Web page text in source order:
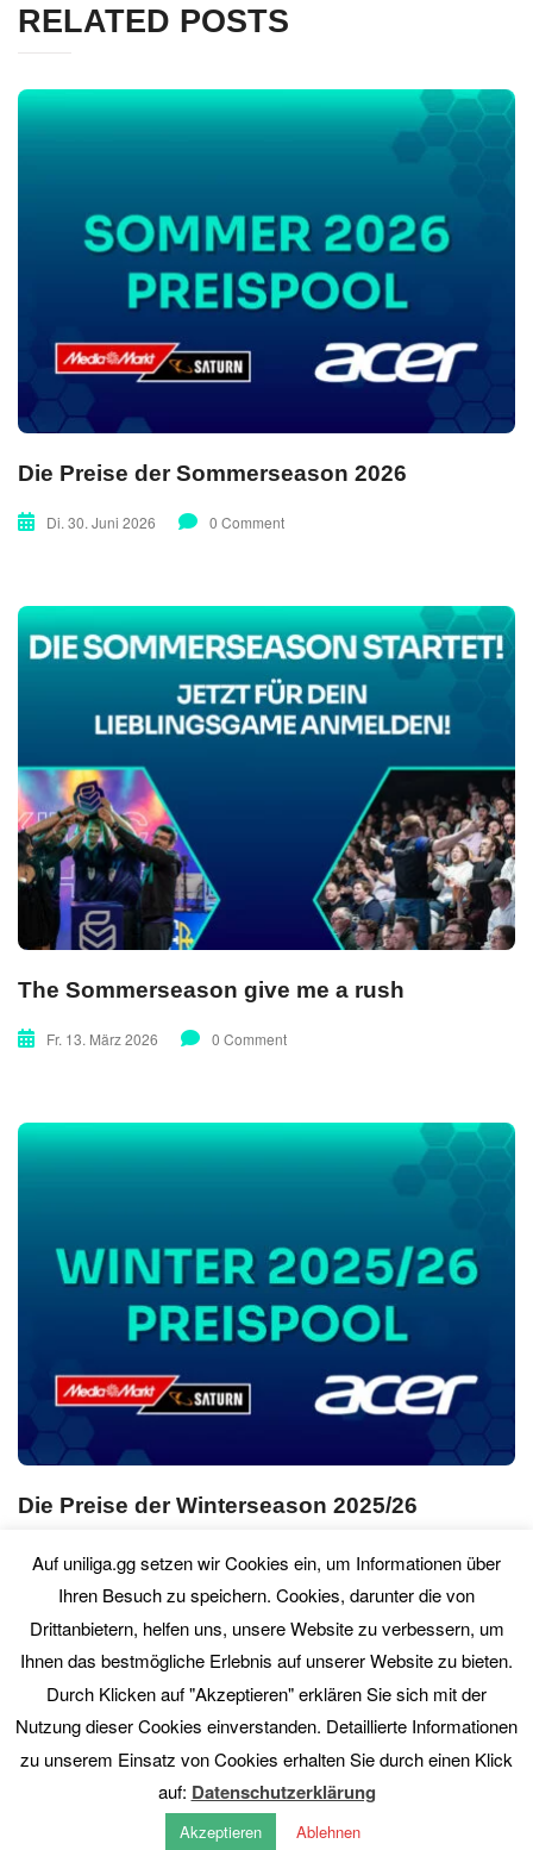
RELATED POSTS
Die Preise der Sommerseason 2026
Di. 30. Juni 2026 0 Comment
The Sommerseason give me a rush
Fr. 13. März 2026 0 Comment
Die Preise der Winterseason 2025/26
So. 08. März 2026 0 Comment
PREVIOUS NEXT
Auf uniliga.gg setzen wir Cookies ein, um Informationen über
Ihren Besuch zu speichern. Cookies, darunter die von
Drittanbietern, helfen uns, unsere Website zu verbessern, um
Ihnen das bestmögliche Erlebnis auf unserer Website zu bieten.
Durch Klicken auf "Akzeptieren" erklären Sie sich mit der
Nutzung dieser Cookies einverstanden. Detaillierte Informationen
zu unserem Einsatz von Cookies erhalten Sie durch einen Klick
auf: Datenschutzerklärung
Akzeptieren Ablehnen